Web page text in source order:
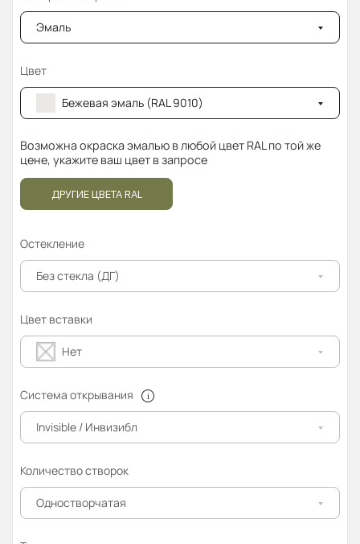
Эмаль
Цвет
Бежевая эмаль (RAL 9010)
Возможна окраска эмалью в любой цвет RAL по той же
цене, укажите ваш цвет в запросе
ДРУГИЕ ЦВЕТА RAL
Остекление
Без стекла (ДГ)
Цвет вставки
Нет
Система открывания
Invisible / Инвизибл
Количество створок
Одностворчатая